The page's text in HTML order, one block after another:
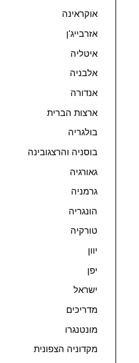
אוקראינה
אזרבייג'ן
איטליה
אלבניה
אנדורה
ארצות הברית
בולגריה
בוסניה והרצגובינה
גאורגיה
גרמניה
הונגריה
טורקיה
יוון
יפן
ישראל
מדריכים
מונטנגרו
מקדוניה הצפונית